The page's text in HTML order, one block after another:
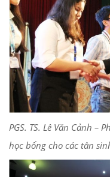
PGS. TS. Lê Văn Cảnh
học bổng cho các tân